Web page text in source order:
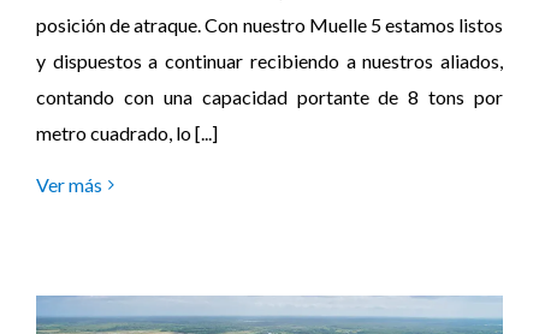
posición de atraque. Con nuestro Muelle 5 estamos listos
y dispuestos a continuar recibiendo a nuestros aliados,
contando con una capacidad portante de 8 tons por
metro cuadrado, lo [...]
Ver más